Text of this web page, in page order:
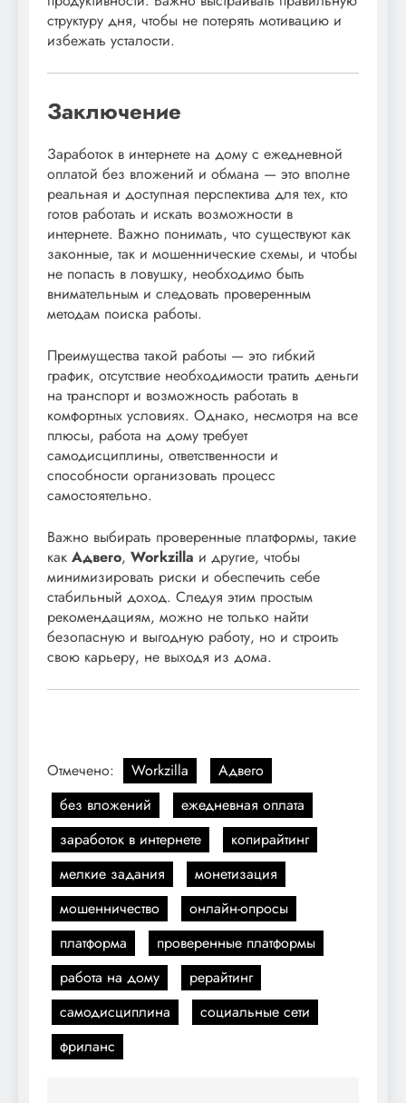
структуру дня, чтобы не потерять мотивацию и
избежать усталости.
Заключение
Заработок в интернете на дому с ежедневной
оплатой без вложений и обмана — это вполне
реальная и доступная перспектива для тех, кто
готов работать и искать возможности в
интернете. Важно понимать, что существуют как
законные, так и мошеннические схемы, и чтобы
не попасть в ловушку, необходимо быть
внимательным и следовать проверенным
методам поиска работы.
Преимущества такой работы — это гибкий
график, отсутствие необходимости тратить деньги
на транспорт и возможность работать в
комфортных условиях. Однако, несмотря на все
плюсы, работа на дому требует
самодисциплины, ответственности и
способности организовать процесс
самостоятельно.
Важно выбирать проверенные платформы, такие
как Адвего, Workzilla и другие, чтобы
минимизировать риски и обеспечить себе
стабильный доход. Следуя этим простым
рекомендациям, можно не только найти
безопасную и выгодную работу, но и строить
свою карьеру, не выходя из дома.
Отмечено: Workzilla
Адвего
без вложений
ежедневная оплата
заработок в интернете
копирайтинг
мелкие задания
монетизация
мошенничество
онлайн-опросы
платформа
проверенные платформы
работа на дому
рерайтинг
самодисциплина
социальные сети
фриланс